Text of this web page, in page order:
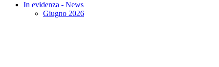
In evidenza - News
Giugno 2026